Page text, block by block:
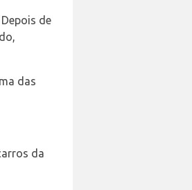
de
das
da